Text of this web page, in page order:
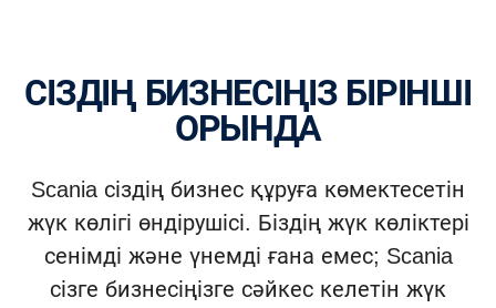
СІЗДІҢ БИЗНЕСІҢІЗ БІРІНШІ
ОРЫНДА
Scania сіздің бизнес құруға көмектесетін
жүк көлігі өндірушісі. Біздің жүк көліктері
сенімді және үнемді ғана емес; Scania
сізге бизнесіңізге сәйкес келетін жүк